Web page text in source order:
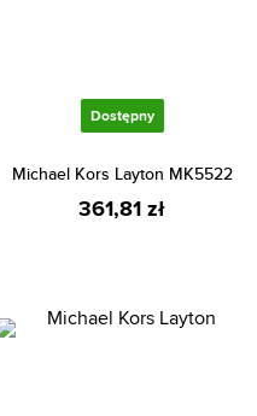
Dostępny
Michael Kors Layton MK5522
361,81 zł